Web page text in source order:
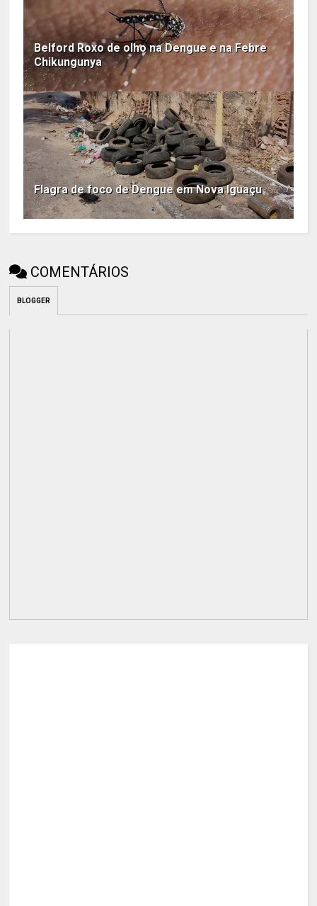
Belford Roxo de olho na Dengue e na Febre
Chikungunya
Flagra de foco de Dengue em Nova Iguaçu
COMENTÁRIOS
BLOGGER